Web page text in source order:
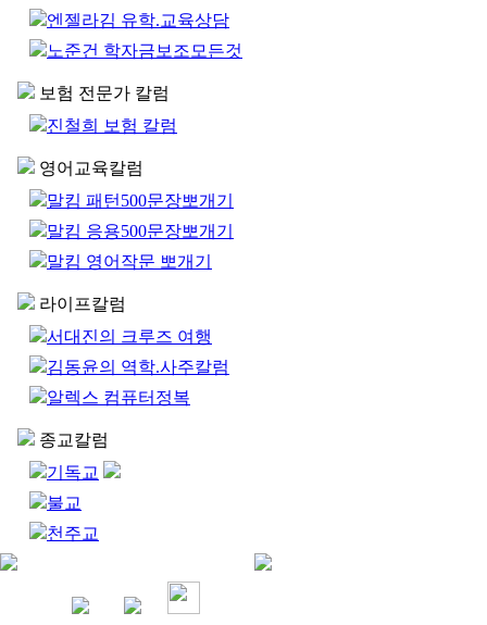
엔젤라김 유학.교육상담
노준건 학자금보조모든것
보험 전문가 칼럼
진철희 보험 칼럼
영어교육칼럼
말킴 패턴500문장뽀개기
말킴 응용500문장뽀개기
말킴 영어작문 뽀개기
라이프칼럼
서대진의 크루즈 여행
김동윤의 역학.사주칼럼
알렉스 컴퓨터정복
종교칼럼
기독교
불교
천주교